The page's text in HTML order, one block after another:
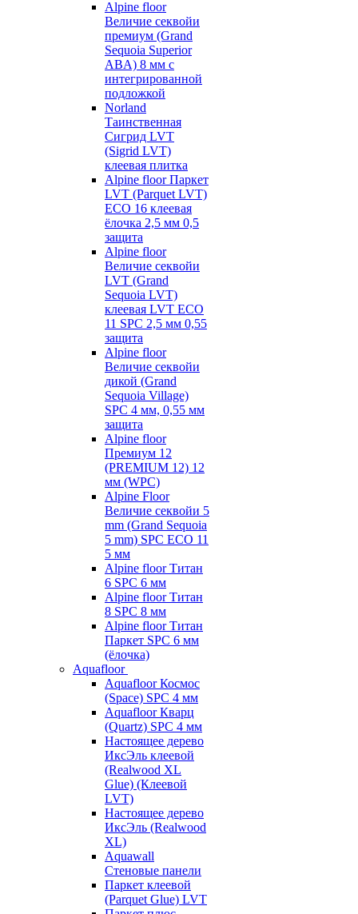
Alpine floor
Величие секвойи
премиум (Grand
Sequoia Superior
ABA) 8 мм с
интегрированной
подложкой
Norland
Таинственная
Сигрид LVT
(Sigrid LVT)
клеевая плитка
Alpine floor Паркет
LVT (Parquet LVT)
ECO 16 клеевая
ёлочка 2,5 мм 0,5
защита
Alpine floor
Величие секвойи
LVT (Grand
Sequoia LVT)
клеевая LVT ECO
11 SPC 2,5 мм 0,55
защита
Alpine floor
Величие секвойи
дикой (Grand
Sequoia Village)
SPC 4 мм, 0,55 мм
защита
Alpine floor
Премиум 12
(PREMIUM 12) 12
мм (WPC)
Alpine Floor
Величие секвойи 5
mm (Grand Sequoia
5 mm) SPC ECO 11
5 мм
Alpine floor Титан
6 SPC 6 мм
Alpine floor Титан
8 SPC 8 мм
Alpine floor Титан
Паркет SPC 6 мм
(ёлочка)
Aquafloor
Aquafloor Космос
(Space) SPC 4 мм
Aquafloor Кварц
(Quartz) SPC 4 мм
Настоящее дерево
ИксЭль клеевой
(Realwood XL
Glue) (Клеевой
LVT)
Настоящее дерево
ИксЭль (Realwood
XL)
Aquawall
Стеновые панели
Паркет клеевой
(Parquet Glue) LVT